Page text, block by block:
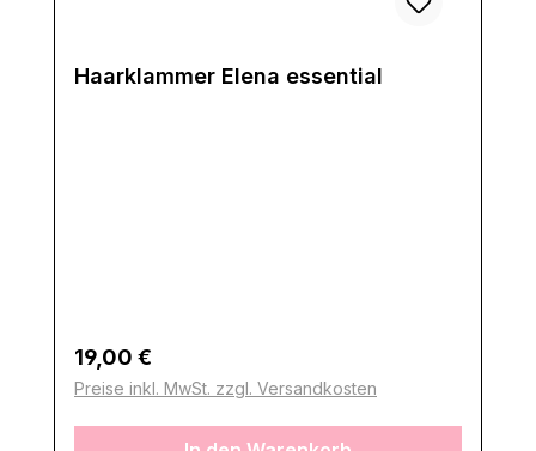
Haarklammer Elena essential
Regulärer Preis:
19,00 €
Preise inkl. MwSt. zzgl. Versandkosten